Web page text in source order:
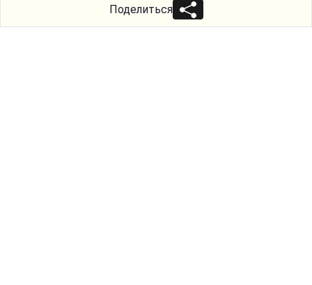
Поделиться